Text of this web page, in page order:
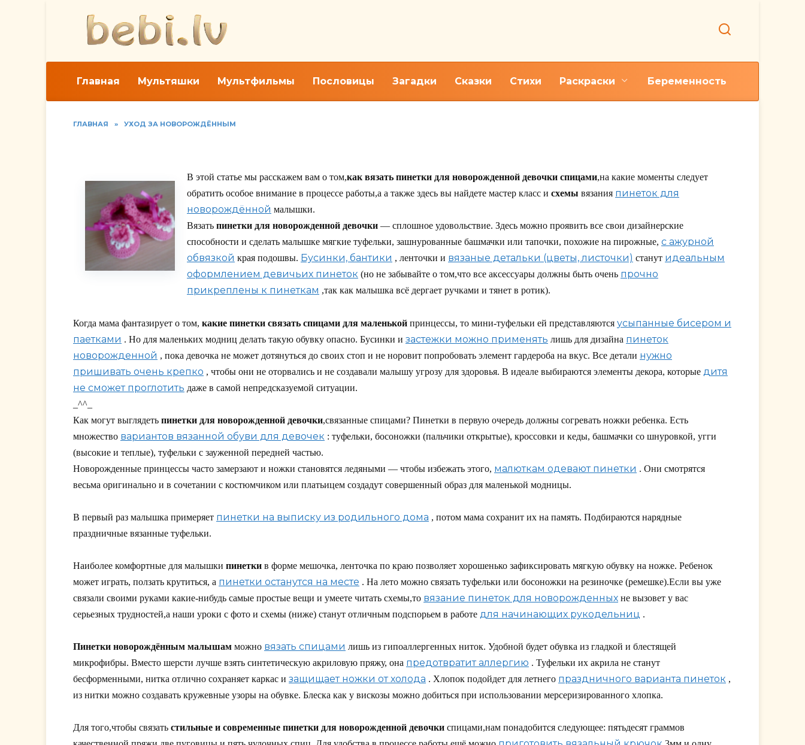
Главная Мультяшки Мультфильмы Пословицы Загадки Сказки Стихи Раскраски Беременность
ГЛАВНАЯ » УХОД ЗА НОВОРОЖДЁННЫМ
В этой статье мы расскажем вам о том,как вязать пинетки для новорожденной девочки спицами,на какие моменты следует
обратить особое внимание в процессе работы,а а также здесь вы найдете мастер класс и схемы вязания пинеток для
новорождённой малышки.
Вязать пинетки для новорожденной девочки — сплошное удовольствие. Здесь можно проявить все свои дизайнерские
способности и сделать малышке мягкие туфельки, зашнурованные башмачки или тапочки, похожие на пирожные, с ажурной
обвязкой края подошвы. Бусинки, бантики , ленточки и вязаные детальки (цветы, листочки) станут идеальным
оформлением девичьих пинеток (но не забывайте о том,что все аксессуары должны быть очень прочно
прикреплены к пинеткам ,так как малышка всё дергает ручками и тянет в ротик).
Когда мама фантазирует о том, какие пинетки связать спицами для маленькой принцессы, то мини-туфельки ей представляются усыпанные бисером и
паетками . Но для маленьких модниц делать такую обувку опасно. Бусинки и застежки можно применять лишь для дизайна пинеток
новорожденной , пока девочка не может дотянуться до своих стоп и не норовит попробовать элемент гардероба на вкус. Все детали нужно
пришивать очень крепко , чтобы они не оторвались и не создавали малышу угрозу для здоровья. В идеале выбираются элементы декора, которые дитя
не сможет проглотить даже в самой непредсказуемой ситуации.
_^^_
Как могут выглядеть пинетки для новорожденной девочки,связанные спицами? Пинетки в первую очередь должны согревать ножки ребенка. Есть
множество вариантов вязанной обуви для девочек : туфельки, босоножки (пальчики открытые), кроссовки и кеды, башмачки со шнуровкой, угги
(высокие и теплые), туфельки с зауженной передней частью.
Новорожденные принцессы часто замерзают и ножки становятся ледяными — чтобы избежать этого, малюткам одевают пинетки . Они смотрятся
весьма оригинально и в сочетании с костюмчиком или платьицем создадут совершенный образ для маленькой модницы.
В первый раз малышка примеряет пинетки на выписку из родильного дома , потом мама сохранит их на память. Подбираются нарядные
праздничные вязанные туфельки.
Наиболее комфортные для малышки пинетки в форме мешочка, ленточка по краю позволяет хорошенько зафиксировать мягкую обувку на ножке. Ребенок
может играть, ползать крутиться, а пинетки останутся на месте . На лето можно связать туфельки или босоножки на резиночке (ремешке).Если вы уже
связали своими руками какие-нибудь самые простые вещи и умеете читать схемы,то вязание пинеток для новорожденных не вызовет у вас
серьезных трудностей,а наши уроки с фото и схемы (ниже) станут отличным подспорьем в работе для начинающих рукодельниц .
Пинетки новорождённым малышам можно вязать спицами лишь из гипоаллергенных ниток. Удобной будет обувка из гладкой и блестящей
микрофибры. Вместо шерсти лучше взять синтетическую акриловую пряжу, она предотвратит аллергию . Туфельки их акрила не станут
бесформенными, нитка отлично сохраняет каркас и защищает ножки от холода . Хлопок подойдет для летнего праздничного варианта пинеток ,
из нитки можно создавать кружевные узоры на обувке. Блеска как у вискозы можно добиться при использовании мерсеризированного хлопка.
Для того,чтобы связать стильные и современные пинетки для новорожденной девочки спицами,нам понадобится следующее: пятьдесят граммов